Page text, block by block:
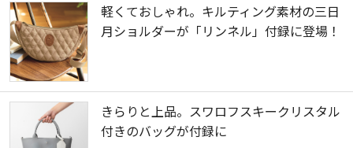
軽くておしゃれ。キルティング素材の三日
月ショルダーが「リンネル」付録に登場！
きらりと上品。スワロフスキークリスタル
付きのバッグが付録に